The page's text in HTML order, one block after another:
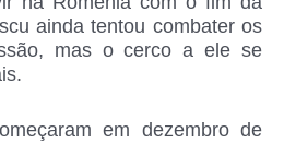
ainda tentou combater os
mas o cerco a ele se
em dezembro de